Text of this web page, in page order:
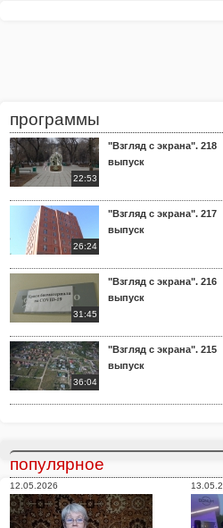
программы
22:53
"Взгляд с экрана". 218
выпуск
26:24
"Взгляд с экрана". 217
выпуск
31:45
"Взгляд с экрана". 216
выпуск
36:04
"Взгляд с экрана". 215
выпуск
популярное
12.05.2026